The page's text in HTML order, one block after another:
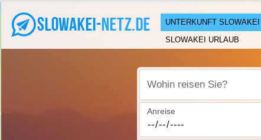
UNTERKUNFT SLOWAKEI
SLOWAKEI URLAUB
Wohin reisen Sie?
Anreise